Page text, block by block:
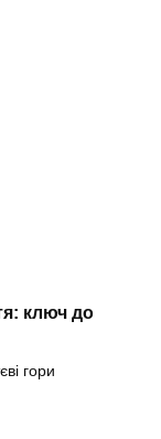
ключ до
гори